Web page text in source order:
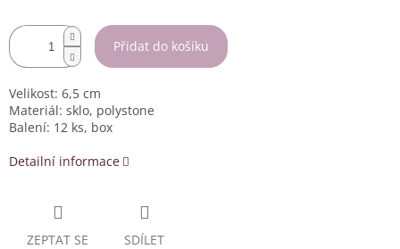
Přidat do košíku
Velikost: 6,5 cm
Materiál: sklo, polystone
Balení: 12 ks, box
Detailní informace
ZEPTAT SE SDÍLET